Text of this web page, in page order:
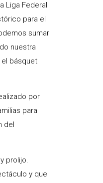
Liga Federal
para el
sumar
nuestra
básquet
por
para
del
prolijo.
y que